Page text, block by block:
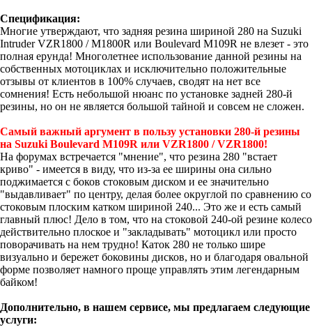
Спецификация:
Многие утверждают, что задняя резина шириной 280 на Suzuki
Intruder VZR1800 / M1800R или Boulevard M109R не влезет - это
полная ерунда! Многолетнее использование данной резины на
собственных мотоциклах и исключительно положительные
отзывы от клиентов в 100% случаев, сводят на нет все
сомнения! Есть небольшой нюанс по установке задней 280-й
резины, но он не является большой тайной и совсем не сложен.
Самый важный аргумент в пользу установки 280-й резины
на Suzuki Boulevard M109R или VZR1800 / VZR1800!
На форумах встречается "мнение", что резина 280 "встает
криво" - имеется в виду, что из-за ее ширины она сильно
поджимается с боков стоковым диском и ее значительно
"выдавливает" по центру, делая более округлой по сравнению со
стоковым плоским катком шириной 240... Это же и есть самый
главный плюс! Дело в том, что на стоковой 240-ой резине колесо
действительно плоское и "закладывать" мотоцикл или просто
поворачивать на нем трудно! Каток 280 не только шире
визуально и бережет боковины дисков, но и благодаря овальной
форме позволяет намного проще управлять этим легендарным
байком!
Дополнительно, в нашем сервисе, мы предлагаем следующие
услуги: